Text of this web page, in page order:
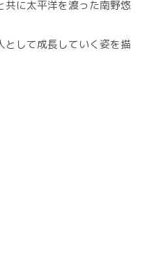
共に太平洋を渡った南野悠
して成長していく姿を描